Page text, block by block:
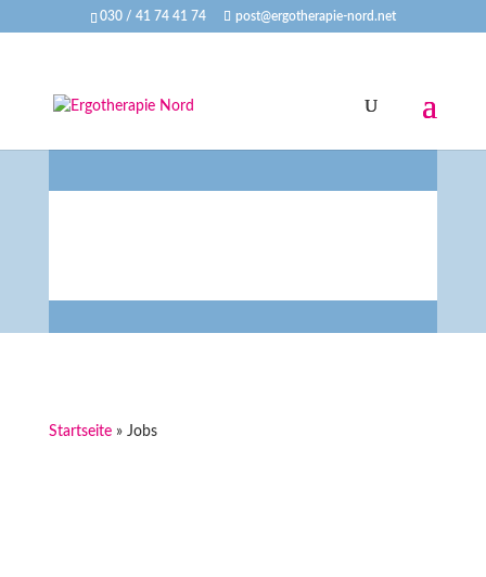
030 / 41 74 41 74 post@ergotherapie-nord.net
Startseite» Jobs